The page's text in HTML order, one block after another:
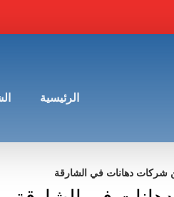
الرئيسية
شركات دهانات في الشارقة